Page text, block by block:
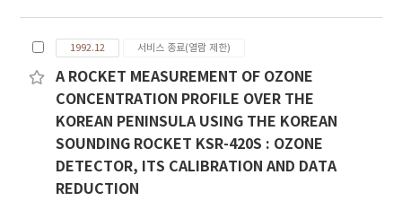
1992.12 서비스 종료(열람 제한)
A ROCKET MEASUREMENT OF OZONE
CONCENTRATION PROFILE OVER THE
KOREAN PENINSULA USING THE KOREAN
SOUNDING ROCKET KSR-420S : OZONE
DETECTOR, ITS CALIBRATION AND DATA
REDUCTION